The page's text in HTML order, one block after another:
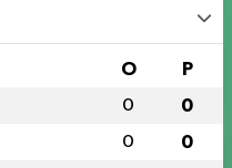
O P
0 0
0 0